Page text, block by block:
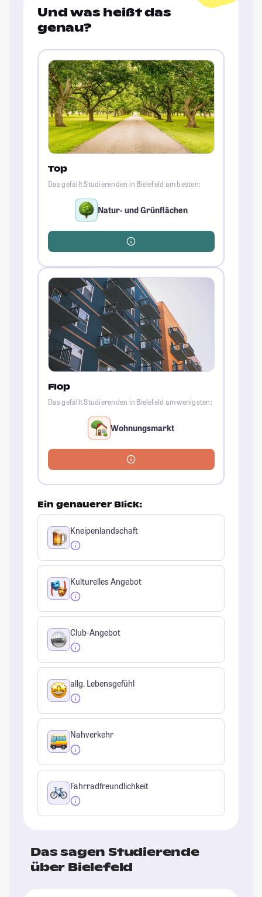
Und was heißt das
genau?
Top
Das gefällt Studierenden in Bielefeld am besten:
Natur- und Grünflächen
Flop
Das gefällt Studierenden in Bielefeld am wenigsten:
Wohnungsmarkt
Ein genauerer Blick:
Kneipenlandschaft
Kulturelles Angebot
Club-Angebot
allg. Lebensgefühl
Nahverkehr
Fahrradfreundlichkeit
Das sagen Studierende
über Bielefeld